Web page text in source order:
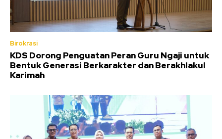
Birokrasi
KDS Dorong Penguatan Peran Guru Ngaji untuk
Bentuk Generasi Berkarakter dan Berakhlakul
Karimah